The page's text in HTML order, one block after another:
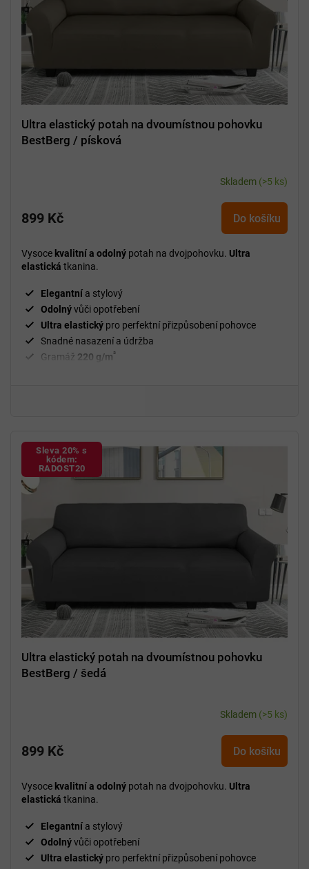
Ultra elastický potah na dvoumístnou pohovku
BestBerg / písková
Skladem (>5 ks)
899 Kč Do košíku
Vysoce kvalitní a odolný potah na dvojpohovku. Ultra
elastická tkanina.
Elegantní a stylový
Odolnývůči opotřebení
Ultra elastický pro perfektní přizpůsobení pohovce
Snadné nasazení a údržba
Gramáž 220 g/m²
Sleva 20% s
kódem:
RADOST20
Ultra elastický potah na dvoumístnou pohovku
BestBerg / šedá
Skladem (>5 ks)
899 Kč Do košíku
Vysoce kvalitní a odolný potah na dvojpohovku. Ultra
elastická tkanina.
Elegantní a stylový
Odolnývůči opotřebení
Ultra elastický pro perfektní přizpůsobení pohovce